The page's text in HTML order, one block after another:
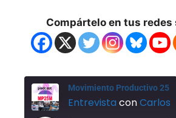
Compártelo en tus redes
Movimiento Productivo 25
Entrevista conCarlos